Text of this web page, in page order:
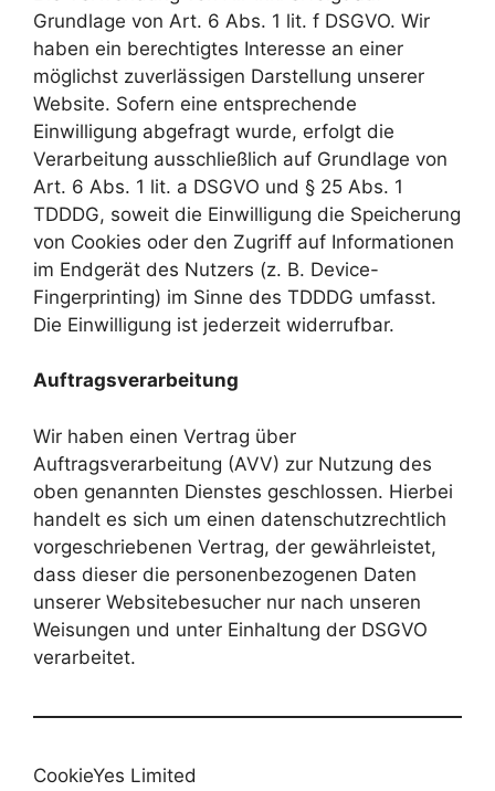
Grundlage von Art. 6 Abs. 1 lit. f DSGVO. Wir
haben ein berechtigtes Interesse an einer
möglichst zuverlässigen Darstellung unserer
Website. Sofern eine entsprechende
Einwilligung abgefragt wurde, erfolgt die
Verarbeitung ausschließlich auf Grundlage von
Art. 6 Abs. 1 lit. a DSGVO und § 25 Abs. 1
TDDDG, soweit die Einwilligung die Speicherung
von Cookies oder den Zugriff auf Informationen
im Endgerät des Nutzers (z. B. Device-
Fingerprinting) im Sinne des TDDDG umfasst.
Die Einwilligung ist jederzeit widerrufbar.
Auftragsverarbeitung
Wir haben einen Vertrag über
Auftragsverarbeitung (AVV) zur Nutzung des
oben genannten Dienstes geschlossen. Hierbei
handelt es sich um einen datenschutzrechtlich
vorgeschriebenen Vertrag, der gewährleistet,
dass dieser die personenbezogenen Daten
unserer Websitebesucher nur nach unseren
Weisungen und unter Einhaltung der DSGVO
verarbeitet.
CookieYes Limited